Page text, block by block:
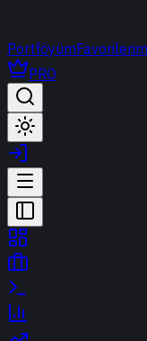
PortföyümFavorilerim
PRO